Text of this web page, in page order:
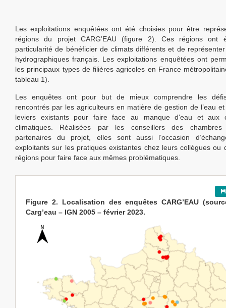
Les exploitations enquêtées ont été choisies pour être
régions du projet CARG’EAU (figure 2). Ces régions ont
particularité de bénéficier de climats différents et de
hydrographiques français. Les exploitations enquêtées ont
les principaux types de filières agricoles en France
tableau 1).
Les enquêtes ont pour but de mieux comprendre les
rencontrés par les agriculteurs en matière de gestion de l’eau et
leviers existants pour faire face au manque d'eau et aux
climatiques. Réalisées par les conseillers des chambres
partenaires du projet, elles sont aussi l’occasion
exploitants sur les pratiques existantes chez leurs collègues ou
régions pour faire face aux mêmes problématiques.
Figure 2. Localisation des enquêtes CARG’EAU
Carg’eau – IGN 2005 – février 2023.